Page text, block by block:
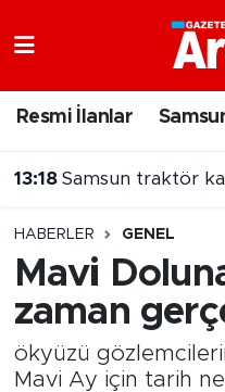
Resmi İlanlar
13:18 Samsun traktör
HABERLER GENEL
Mavi
zaman
ökyüzü
Mavi Ay için tarih
Süper Lig Puan
Tüm Manşetler